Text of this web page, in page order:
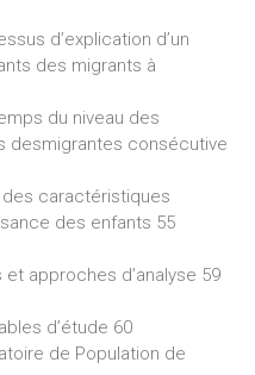
d’explication d’un
des migrants à
du niveau des
desmigrantes consécutive
des caractéristiques
des enfants 55
approches d’analyse 59
d’étude 60
de Population de